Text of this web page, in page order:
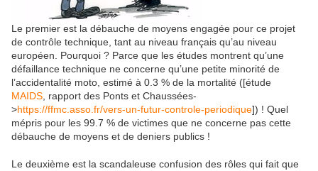
Le premier est la débauche de moyens engagée pour ce projet
de contrôle technique, tant au niveau français qu’au niveau
européen. Pourquoi ? Parce que les études montrent qu’une
défaillance technique ne concerne qu’une petite minorité de
l’accidentalité moto, estimé à 0.3 % de la mortalité ([étude
MAIDS , rapport des Ponts et Chaussées-
>https://ffmc.asso.fr/vers-un-futur-controle-periodique]) ! Quel
mépris pour les 99.7 % de victimes que ne concerne pas cette
débauche de moyens et de deniers publics !
Le deuxième est la scandaleuse confusion des rôles qui fait que